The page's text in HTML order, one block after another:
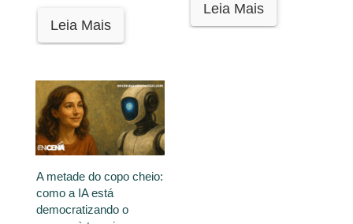
Leia Mais
Leia Mais
A metade do copo cheio:
como a IA está
democratizando o